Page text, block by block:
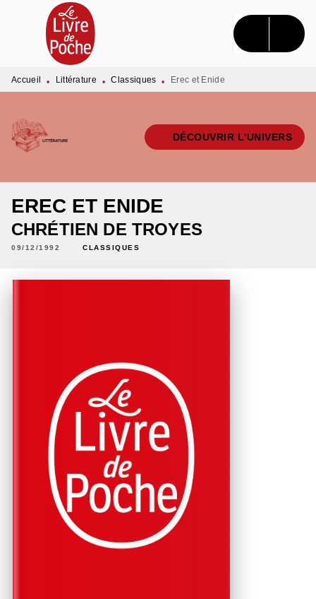
MENU RECHERCHE CONTENU
PIED DE PAGE
Accueil • Littérature • Classiques • Erec et Enide
DÉCOUVRIR L'UNIVERS
EREC ET ENIDE
CHRÉTIEN DE TROYES
09/12/1992 CLASSIQUES